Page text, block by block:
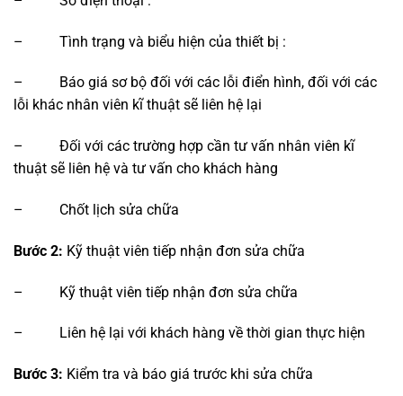
– Tình trạng và biểu hiện của thiết bị :
– Báo giá sơ bộ đối với các lỗi điển hình, đối với các
lỗi khác nhân viên kĩ thuật sẽ liên hệ lại
– Đối với các trường hợp cần tư vấn nhân viên kĩ
thuật sẽ liên hệ và tư vấn cho khách hàng
– Chốt lịch sửa chữa
Bước 2: Kỹ thuật viên tiếp nhận đơn sửa chữa
– Kỹ thuật viên tiếp nhận đơn sửa chữa
– Liên hệ lại với khách hàng về thời gian thực hiện
Bước 3: Kiểm tra và báo giá trước khi sửa chữa